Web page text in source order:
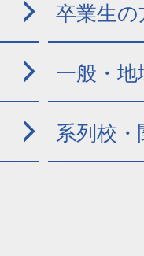
卒業生の
一般・地
系列校